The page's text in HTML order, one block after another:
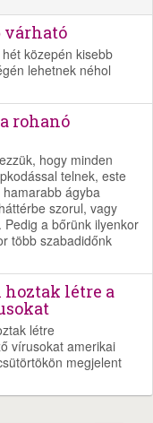
várható
közepén kisebb
lehetnek néhol
rohanó
hogy minden
telnek, este
ágyba
szorul, vagy
a bőrünk ilyenkor
több szabadidőnk
létre a
létre
vírusokat amerikai
megjelent